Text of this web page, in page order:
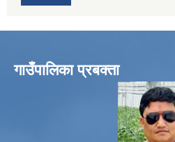
गाउँपालिका प्रबक्ता